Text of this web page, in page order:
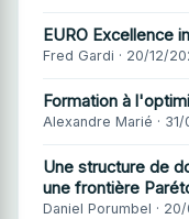
EURO Excellence
Fred Gardi · 20/12/
Formation à
Alexandre Marié ·
Une structure de
une frontière
Daniel Porumbel ·